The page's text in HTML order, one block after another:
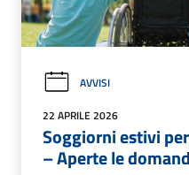
AVVISI
22 APRILE 2026
Soggiorni estivi
– Aperte le